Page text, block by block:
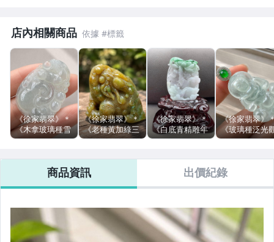
店內相關商品
《徐家翡翠》＊
《木拿玻璃種雪
花棉起瑩光龍如
A貨翡翠》
《徐家翡翠》＊
《老種黃加綠三
彩精雕三角蟾
貨翡翠》
《徐家翡翠》＊
《白底青精雕年
年有餘》＊《緬
《徐家翡翠》
《玻璃種泛光
音PT950真鑽鑲
貨翡翠》
商品資訊 出價紀錄